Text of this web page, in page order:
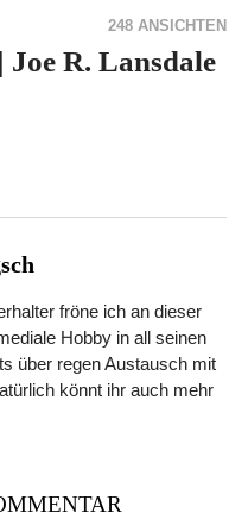
248 ANSICHTEN
R. Lansdale
fröne ich an dieser
Hobby in all seinen
über regen Austausch mit
könnt ihr auch mehr